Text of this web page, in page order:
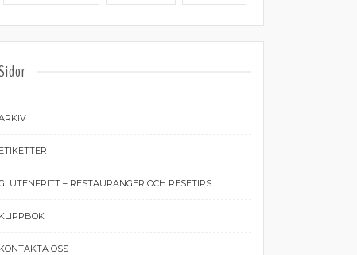
ETIKETTER
– RESTAURANGER OCH RESETIPS
KLIPPBOK
KONTAKTA OSS